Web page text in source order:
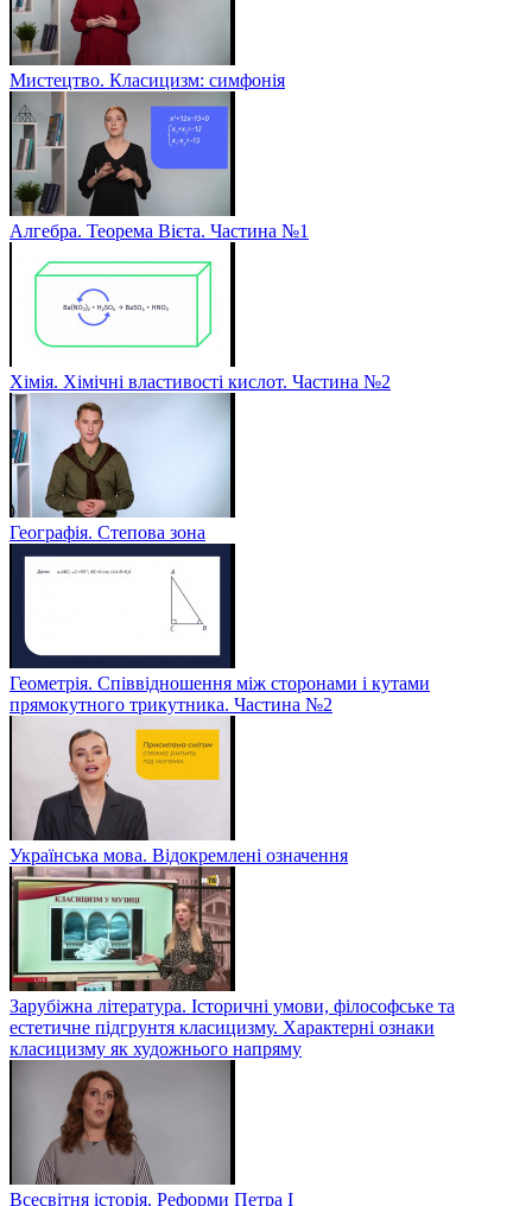
Мистецтво. Класицизм: симфонія
Алгебра. Теорема Вієта. Частина №1
Хімія. Хімічні властивості кислот. Частина №2
Географія. Степова зона
Геометрія. Співвідношення між сторонами і кутами
прямокутного трикутника. Частина №2
Українська мова. Відокремлені означення
Зарубіжна література. Історичні умови, філософське та
естетичне підгрунтя класицизму. Характерні ознаки
класицизму як художнього напряму
Всесвітня історія. Реформи Петра І